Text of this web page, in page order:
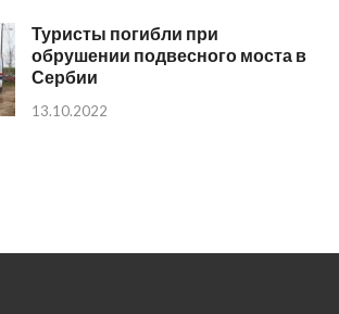
Туристы погибли при
обрушении подвесного моста в
Сербии
13.10.2022